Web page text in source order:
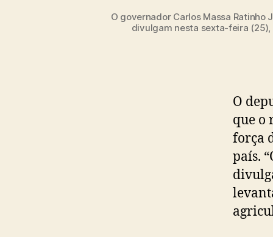
O governador Carlos Massa Ratinho
divulgam nesta sexta-feira (25),
O
que o
força
país.